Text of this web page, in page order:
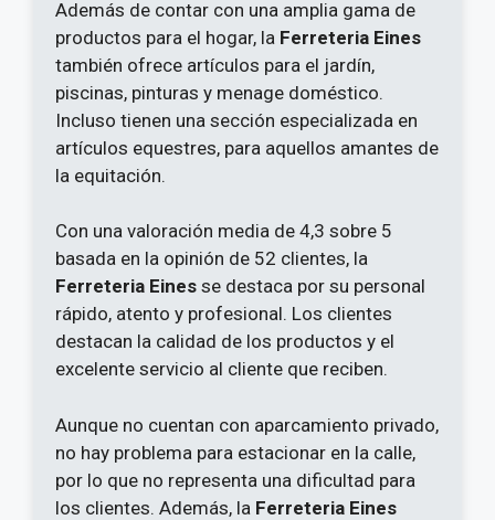
Además de contar con una amplia gama de
productos para el hogar, la Ferreteria Eines
también ofrece artículos para el jardín,
piscinas, pinturas y menage doméstico.
Incluso tienen una sección especializada en
artículos equestres, para aquellos amantes de
la equitación.
Con una valoración media de 4,3 sobre 5
basada en la opinión de 52 clientes, la
Ferreteria Eines se destaca por su personal
rápido, atento y profesional. Los clientes
destacan la calidad de los productos y el
excelente servicio al cliente que reciben.
Aunque no cuentan con aparcamiento privado,
no hay problema para estacionar en la calle,
por lo que no representa una dificultad para
los clientes. Además, la Ferreteria Eines